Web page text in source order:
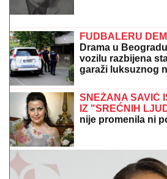
Žena Mikija Đuričića se bavi
Angelina radi na dva mesta i ne
"Jako je sposobna"
"DEVOJKA JE
Jovana Jeremić
progovorila o
veridbi: